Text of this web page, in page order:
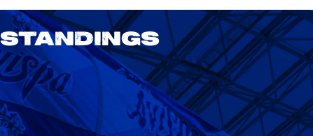
2026/27 明治安田J1リーグ 第3節
アビスパ福岡 vs 鹿島アントラーズ
STANDINGS